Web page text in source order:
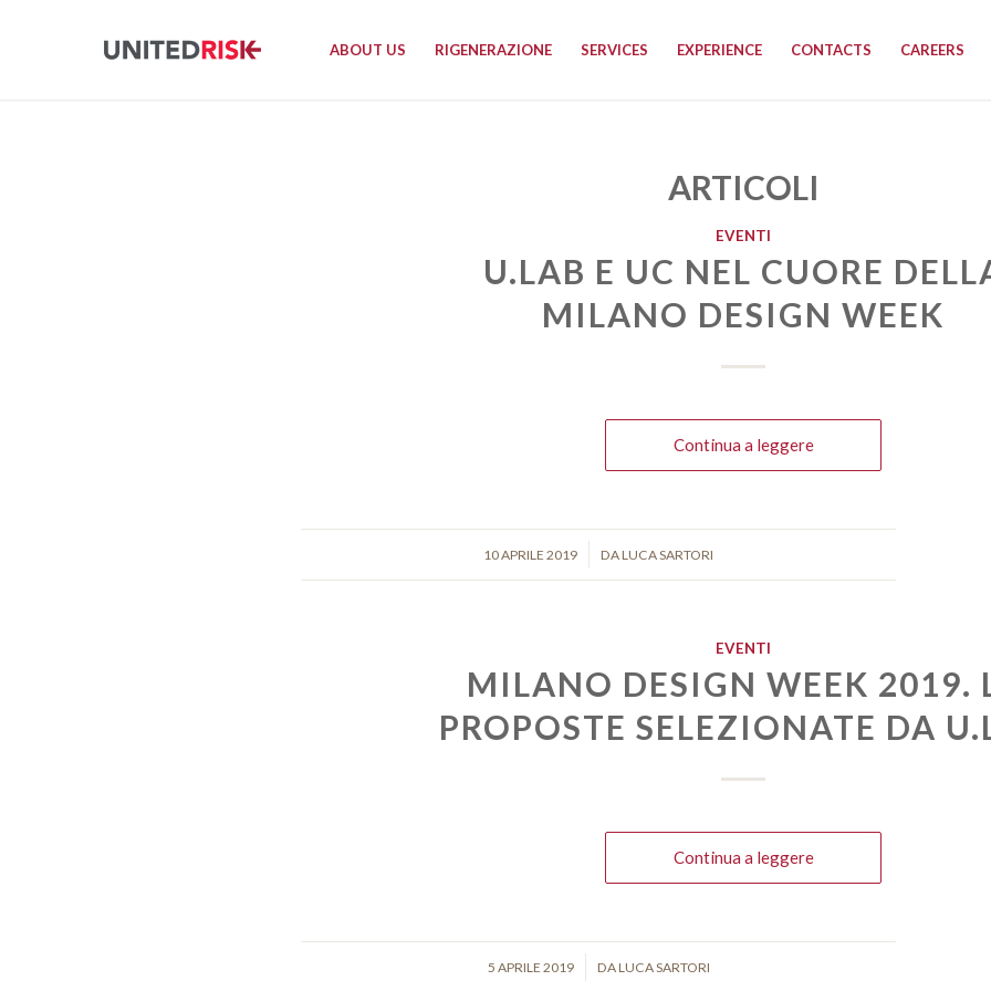
ABOUT US RIGENERAZIONE SERVICES EXPERIENCE CONTACTS CAREERS
ARTICOLI
EVENTI
U.LAB E UC NEL CUORE
MILANO DESIGN WEEK
Continua a leggere
10 APRILE 2019
/ DALUCA SARTORI
EVENTI
MILANO DESIGN WEEK 2019.
PROPOSTE SELEZIONATE DA
Continua a leggere
5 APRILE 2019
/ DALUCA SARTORI